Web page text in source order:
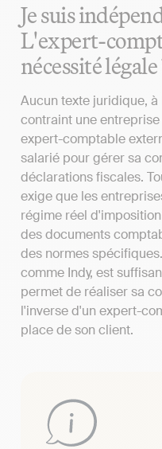
Je suis
L'expert-
nécessité légale
Aucun texte juridique,
contraint une
expert-comptable
salarié pour gérer sa
déclarations fiscales.
exige que les
régime réel
des documents
des normes
comme Indy, est
permet de réaliser sa
l'inverse d'un expert-
place de son client.